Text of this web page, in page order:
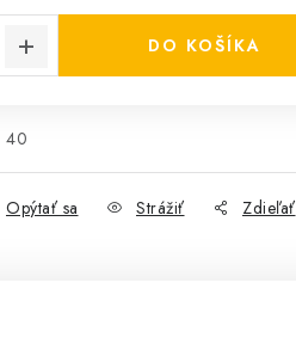
DO KOŠÍKA
40
Opýtať sa Strážiť Zdieľať